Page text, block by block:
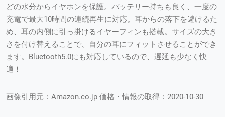
どの水分からイヤホンを保護。バッテリー持ちも良く、一度の
充電で最大10時間の連続再生に対応。耳からの落下を避けるた
め、耳の内側に引っ掛けるイヤーフィンも搭載。サイズの大き
さを付け替えることで、自分の耳にフィットさせることができ
ます。Bluetooth5.0にも対応しているので、遅延も少なく快
適！
画像引用元：Amazon.co.jp 価格・情報の取得：2020-10-30